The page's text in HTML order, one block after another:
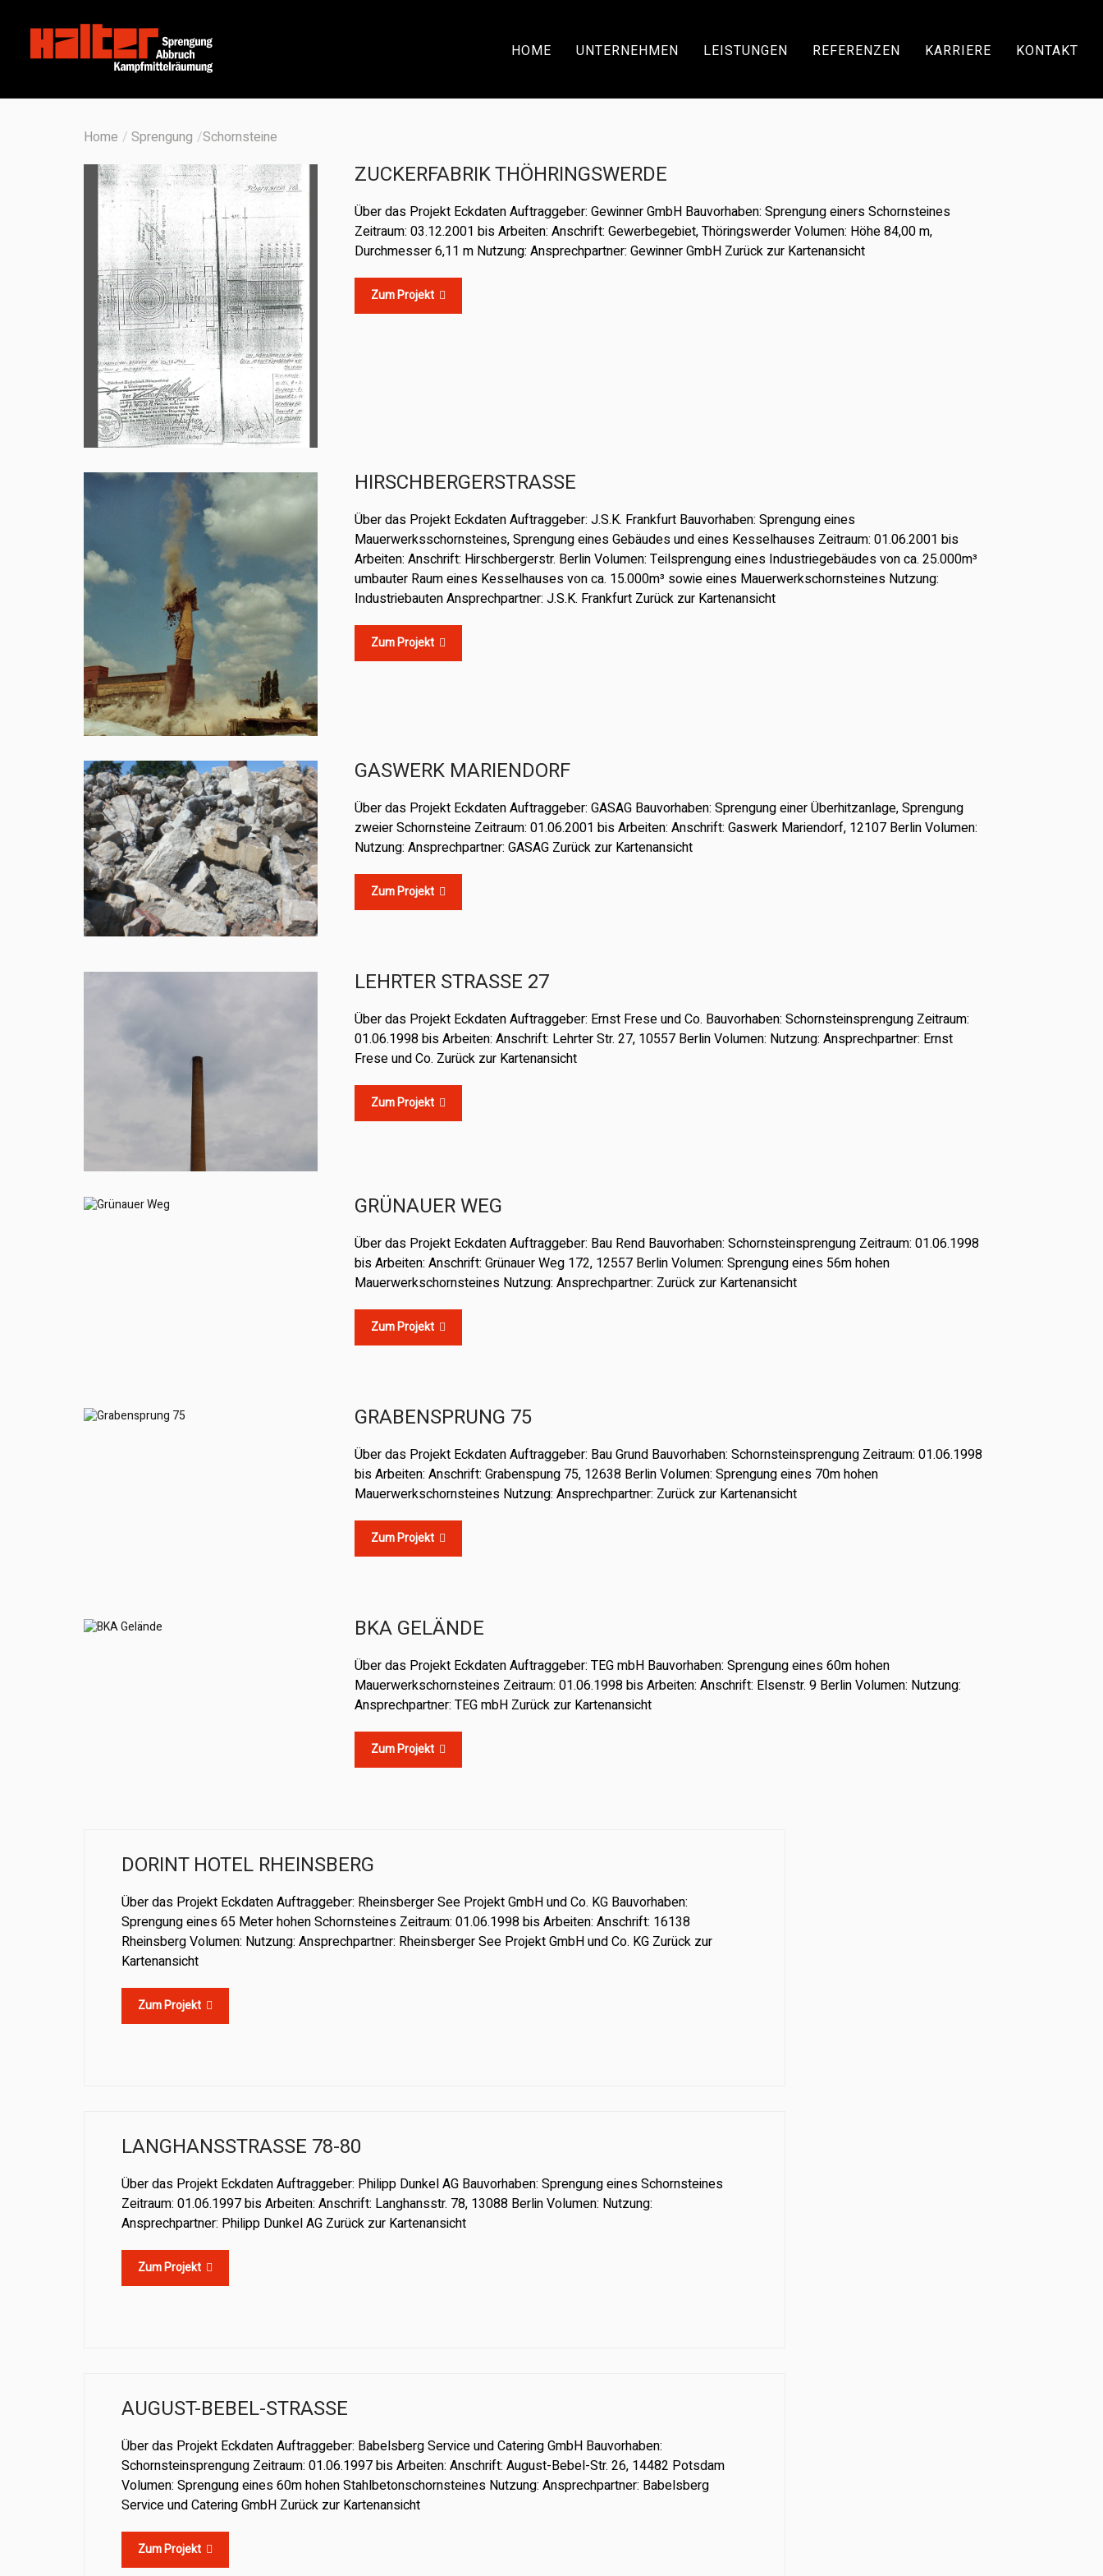
HOME UNTERNEHMEN LEISTUNGEN REFERENZEN KARRIERE KONTAKT
Home Sprengung Schornsteine
ZUCKERFABRIK THÖHRINGSWERDE
Über das Projekt Eckdaten Auftraggeber: Gewinner GmbH Bauvorhaben: Sprengung einers Schornsteines
Zeitraum: 03.12.2001 bis Arbeiten: Anschrift: Gewerbegebiet, Thöringswerder Volumen: Höhe 84,00 m,
Durchmesser 6,11 m Nutzung: Ansprechpartner: Gewinner GmbH Zurück zur Kartenansicht
Zum Projekt
HIRSCHBERGERSTRASSE
Über das Projekt Eckdaten Auftraggeber: J.S.K. Frankfurt Bauvorhaben: Sprengung eines
Mauerwerksschornsteines, Sprengung eines Gebäudes und eines Kesselhauses Zeitraum: 01.06.2001 bis
Arbeiten: Anschrift: Hirschbergerstr. Berlin Volumen: Teilsprengung eines Industriegebäudes von ca. 25.000m³
umbauter Raum eines Kesselhauses von ca. 15.000m³ sowie eines Mauerwerkschornsteines Nutzung:
Industriebauten Ansprechpartner: J.S.K. Frankfurt Zurück zur Kartenansicht
Zum Projekt
GASWERK MARIENDORF
Über das Projekt Eckdaten Auftraggeber: GASAG Bauvorhaben: Sprengung einer Überhitzanlage, Sprengung
zweier Schornsteine Zeitraum: 01.06.2001 bis Arbeiten: Anschrift: Gaswerk Mariendorf, 12107 Berlin Volumen:
Nutzung: Ansprechpartner: GASAG Zurück zur Kartenansicht
Zum Projekt
LEHRTER STRASSE 27
Über das Projekt Eckdaten Auftraggeber: Ernst Frese und Co. Bauvorhaben: Schornsteinsprengung Zeitraum:
01.06.1998 bis Arbeiten: Anschrift: Lehrter Str. 27, 10557 Berlin Volumen: Nutzung: Ansprechpartner: Ernst
Frese und Co. Zurück zur Kartenansicht
Zum Projekt
GRÜNAUER WEG
Über das Projekt Eckdaten Auftraggeber: Bau Rend Bauvorhaben: Schornsteinsprengung Zeitraum: 01.06.1998
bis Arbeiten: Anschrift: Grünauer Weg 172, 12557 Berlin Volumen: Sprengung eines 56m hohen
Mauerwerkschornsteines Nutzung: Ansprechpartner: Zurück zur Kartenansicht
Zum Projekt
GRABENSPRUNG 75
Über das Projekt Eckdaten Auftraggeber: Bau Grund Bauvorhaben: Schornsteinsprengung Zeitraum: 01.06.1998
bis Arbeiten: Anschrift: Grabenspung 75, 12638 Berlin Volumen: Sprengung eines 70m hohen
Mauerwerkschornsteines Nutzung: Ansprechpartner: Zurück zur Kartenansicht
Zum Projekt
BKA GELÄNDE
Über das Projekt Eckdaten Auftraggeber: TEG mbH Bauvorhaben: Sprengung eines 60m hohen
Mauerwerkschornsteines Zeitraum: 01.06.1998 bis Arbeiten: Anschrift: Elsenstr. 9 Berlin Volumen: Nutzung:
Ansprechpartner: TEG mbH Zurück zur Kartenansicht
Zum Projekt
DORINT HOTEL RHEINSBERG
Über das Projekt Eckdaten Auftraggeber: Rheinsberger See Projekt GmbH und Co. KG Bauvorhaben:
Sprengung eines 65 Meter hohen Schornsteines Zeitraum: 01.06.1998 bis Arbeiten: Anschrift: 16138
Rheinsberg Volumen: Nutzung: Ansprechpartner: Rheinsberger See Projekt GmbH und Co. KG Zurück zur
Kartenansicht
Zum Projekt
LANGHANSSTRASSE 78-80
Über das Projekt Eckdaten Auftraggeber: Philipp Dunkel AG Bauvorhaben: Sprengung eines Schornsteines
Zeitraum: 01.06.1997 bis Arbeiten: Anschrift: Langhansstr. 78, 13088 Berlin Volumen: Nutzung:
Ansprechpartner: Philipp Dunkel AG Zurück zur Kartenansicht
Zum Projekt
AUGUST-BEBEL-STRASSE
Über das Projekt Eckdaten Auftraggeber: Babelsberg Service und Catering GmbH Bauvorhaben:
Schornsteinsprengung Zeitraum: 01.06.1997 bis Arbeiten: Anschrift: August-Bebel-Str. 26, 14482 Potsdam
Volumen: Sprengung eines 60m hohen Stahlbetonschornsteines Nutzung: Ansprechpartner: Babelsberg
Service und Catering GmbH Zurück zur Kartenansicht
Zum Projekt